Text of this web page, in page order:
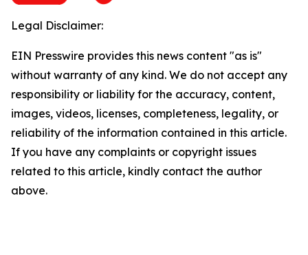
Legal Disclaimer:
EIN Presswire provides this news content "as is"
without warranty of any kind. We do not accept any
responsibility or liability for the accuracy, content,
images, videos, licenses, completeness, legality, or
reliability of the information contained in this article.
If you have any complaints or copyright issues
related to this article, kindly contact the author
above.